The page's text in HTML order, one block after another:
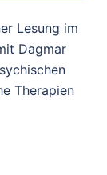
Lesung im
Dagmar
Therapien